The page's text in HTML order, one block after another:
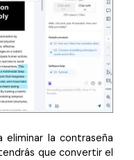
eliminar la contraseña
que convertir el